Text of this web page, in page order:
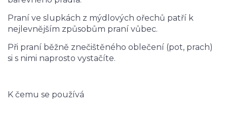
Praní ve slupkách z mýdlových ořechů patří k
nejlevnějším způsobům praní vůbec.
Při praní běžně znečištěného oblečení (pot, prach)
si s nimi naprosto vystačíte.
K čemu se používá